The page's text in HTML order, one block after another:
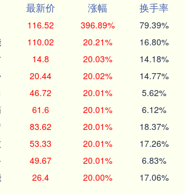
最新价 涨幅
换手率
116.52 396.89% 79.39%
110.02 20.21% 16.80%
14.8 20.03% 14.18%
20.44 20.02% 14.77%
46.72 20.01% 5.62%
61.6 20.01% 6.12%
83.62 20.01% 18.37%
53.33 20.01% 17.26%
49.67 20.01% 6.83%
26.4 20.00% 17.06%